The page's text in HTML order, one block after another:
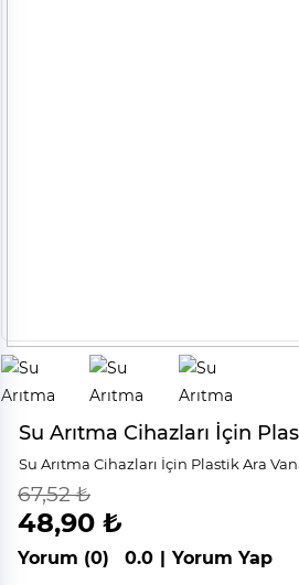
Su Arıtma Cihazları İçin
Su Arıtma Cihazları İçin Plastik Ara
%28
indirim
67,52 ₺
48,90 ₺
Yorum (0) 0.0 | Yorum Yap